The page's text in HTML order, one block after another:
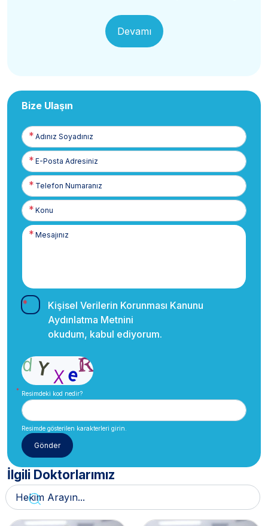
Devamı
Bize Ulaşın
Adınız
Soyadınız
E-
Posta
Telefon
Numaranız
Kişisel Verilerin Korunması Kanunu
Aydınlatma Metnini
okudum, kabul ediyorum.
Resimdeki kod nedir?
Resimde gösterilen karakterleri girin.
İlgili Doktorlarımız